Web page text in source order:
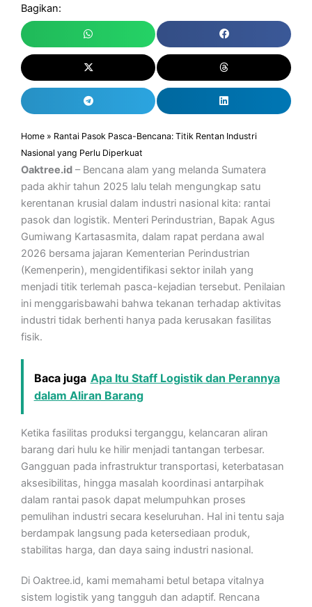
Bagikan:
Home » Rantai Pasok Pasca-Bencana: Titik Rentan Industri
Nasional yang Perlu Diperkuat
Oaktree.id – Bencana alam yang melanda Sumatera
pada akhir tahun 2025 lalu telah mengungkap satu
kerentanan krusial dalam industri nasional kita: rantai
pasok dan logistik. Menteri Perindustrian, Bapak Agus
Gumiwang Kartasasmita, dalam rapat perdana awal
2026 bersama jajaran Kementerian Perindustrian
(Kemenperin), mengidentifikasi sektor inilah yang
menjadi titik terlemah pasca-kejadian tersebut. Penilaian
ini menggarisbawahi bahwa tekanan terhadap aktivitas
industri tidak berhenti hanya pada kerusakan fasilitas
fisik.
Baca juga Apa Itu Staff Logistik dan Perannya
dalam Aliran Barang
Ketika fasilitas produksi terganggu, kelancaran aliran
barang dari hulu ke hilir menjadi tantangan terbesar.
Gangguan pada infrastruktur transportasi, keterbatasan
aksesibilitas, hingga masalah koordinasi antarpihak
dalam rantai pasok dapat melumpuhkan proses
pemulihan industri secara keseluruhan. Hal ini tentu saja
berdampak langsung pada ketersediaan produk,
stabilitas harga, dan daya saing industri nasional.
Di Oaktree.id, kami memahami betul betapa vitalnya
sistem logistik yang tangguh dan adaptif. Rencana